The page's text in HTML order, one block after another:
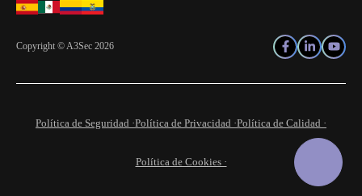
Copyright © A3Sec 2026
Política de Seguridad ·Política de Privacidad ·Política de Calidad ·
Política de Cookies ·